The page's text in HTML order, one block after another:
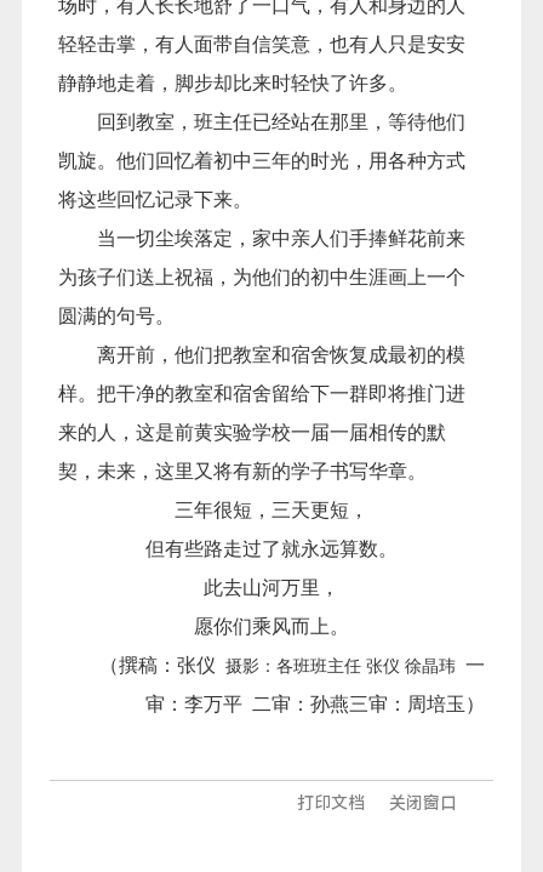
场时，有人长长地舒了一口气，有人和身边的人
轻轻击掌，有人面带自信笑意，也有人只是安安
静静地走着，脚步却比来时轻快了许多。
回到教室，班主任已经站在那里，等待他们
凯旋。他们回忆着初中三年的时光，用各种方式
将这些回忆记录下来。
当一切尘埃落定，家中亲人们手捧鲜花前来
为孩子们送上祝福，为他们的初中生涯画上一个
圆满的句号。
离开前，他们把教室和宿舍恢复成最初的模
样。把干净的教室和宿舍留给下一群即将推门进
来的人，这是前黄实验学校一届一届相传的默
契，未来，这里又将有新的学子书写华章。
三年很短，三天更短，
但有些路走过了就永远算数。
此去山河万里，
愿你们乘风而上。
（撰稿：张仪 摄影： 各班班主任 张仪 徐晶玮 一
审：李万平
二审：孙燕三审：周培玉 ）
关闭窗口
打印文档